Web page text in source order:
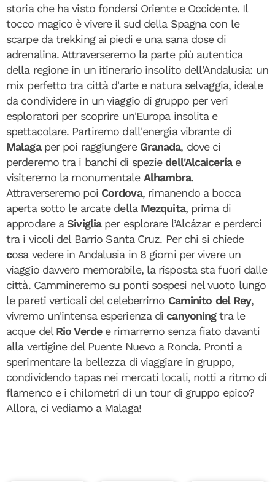
storia che ha visto fondersi Oriente e Occidente. Il
tocco magico è vivere il sud della Spagna con le
scarpe da trekking ai piedi e una sana dose di
adrenalina. Attraverseremo la parte più autentica
della regione in un itinerario insolito dell'Andalusia: un
mix perfetto tra città d'arte e natura selvaggia, ideale
da condividere in un viaggio di gruppo per veri
esploratori per scoprire un'Europa insolita e
spettacolare. Partiremo dall'energia vibrante di
Malaga per poi raggiungere Granada, dove ci
perderemo tra i banchi di speziedell'Alcaicería e
visiteremo la monumentale Alhambra.
Attraverseremo poi Cordova, rimanendo a bocca
aperta sotto le arcate della Mezquita, prima di
approdare aSiviglia per esplorare l’Alcázar e perderci
tra i vicoli del Barrio Santa Cruz. Per chi si chiede
cosa vedere in Andalusia in 8 giorni per vivere un
viaggio davvero memorabile, la risposta sta fuori dalle
città. Cammineremo su ponti sospesi nel vuoto lungo
le pareti verticali del celeberrimo Caminito del Rey,
vivremo un'intensa esperienza dicanyoningtra le
acque del Rio Verdee rimarremo senza fiato davanti
alla vertigine del Puente Nuevo a Ronda. Pronti a
sperimentare la bellezza di viaggiare in gruppo,
condividendo tapas nei mercati locali, notti a ritmo di
flamenco e i chilometri di un tour di gruppo epico?
Allora, ci vediamo a Malaga!